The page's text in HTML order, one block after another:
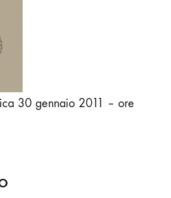
30 gennaio 2011 – ore